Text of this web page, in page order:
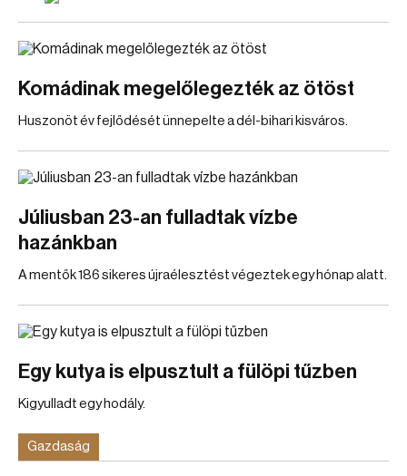
Komádinak megelőlegezték az ötöst
Huszonöt év fejlődését ünnepelte a dél-bihari kisváros.
Júliusban 23-an fulladtak vízbe
hazánkban
A mentők 186 sikeres újraélesztést végeztek egy hónap alatt.
Egy kutya is elpusztult a fülöpi tűzben
Kigyulladt egy hodály.
Gazdaság